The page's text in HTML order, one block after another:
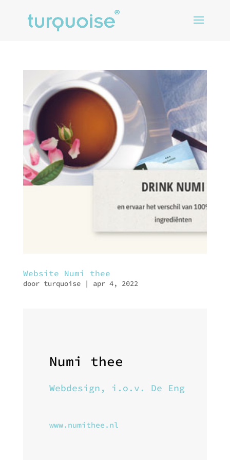
Website Numi thee
door turquoise| apr 4, 2022
Numi thee
Webdesign, i.o.v. De Eng
www.numithee.nl